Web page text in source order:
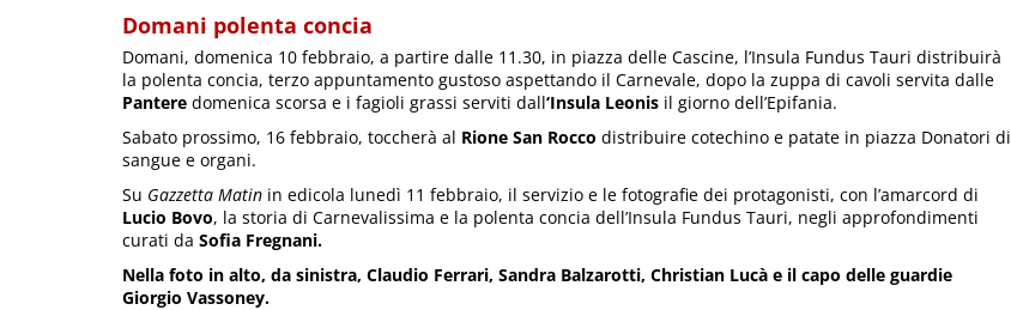
Domani polenta concia
Domani, domenica 10 febbraio, a partire dalle 11.30, in piazza delle Cascine, l’Insula Fundus Tauri distribuirà
la polenta concia, terzo appuntamento gustoso aspettando il Carnevale, dopo la zuppa di cavoli servita dalle
Pantere domenica scorsa e i fagioli grassi serviti dall‘Insula Leonis il giorno dell’Epifania.
Sabato prossimo, 16 febbraio, toccherà al Rione San Rocco distribuire cotechino e patate in piazza Donatori di
sangue e organi.
Su Gazzetta Matin in edicola lunedì 11 febbraio, il servizio e le fotografie dei protagonisti, con l’amarcord di
Lucio Bovo, la storia di Carnevalissima e la polenta concia dell’Insula Fundus Tauri, negli approfondimenti
curati da Sofia Fregnani.
Nella foto in alto, da sinistra, Claudio Ferrari, Sandra Balzarotti, Christian Lucà e il capo delle guardie
Giorgio Vassoney.